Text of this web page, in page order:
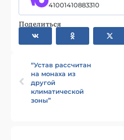
41001410883310
Поделиться
“Устав рассчитан
на монаха из
другой
климатической
зоны”